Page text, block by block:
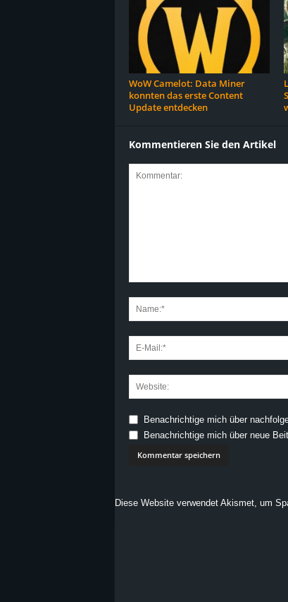
WoW Camelot: Data Miner
konnten das erste Content
Update entdecken
Kommentieren Sie den Artikel
Benachrichtige mich über
Benachrichtige mich über neue
Diese Website verwendet Akismet, um